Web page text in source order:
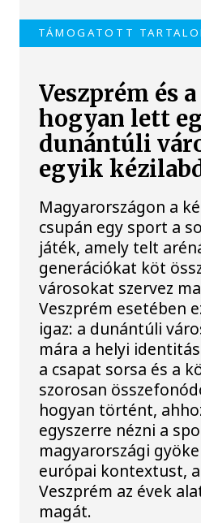
TÁMOGATOTT
Veszprém és
hogyan lett
dunántúli
egyik
Magyarországon a
csupán egy sport a
játék, amely telt
generációkat köt
városokat szervez
Veszprém esetében
igaz: a dunántúli
mára a helyi
a csapat sorsa és a
szorosan
hogyan történt,
egyszerre nézni a
magyarországi
európai kontextust,
Veszprém az évek
magát.